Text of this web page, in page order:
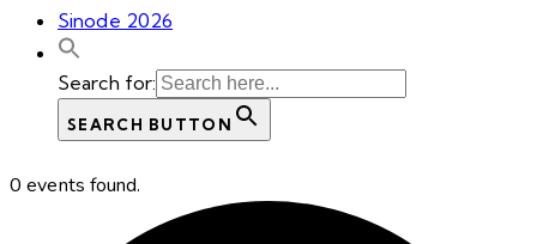
Sinode 2026
Search for:
SEARCH BUTTON
0 events found.